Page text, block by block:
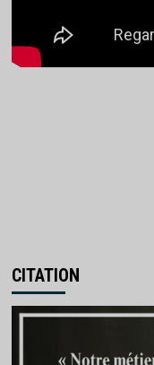
CITATION